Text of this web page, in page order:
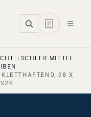
SCHLEIFMITTEL
98 X